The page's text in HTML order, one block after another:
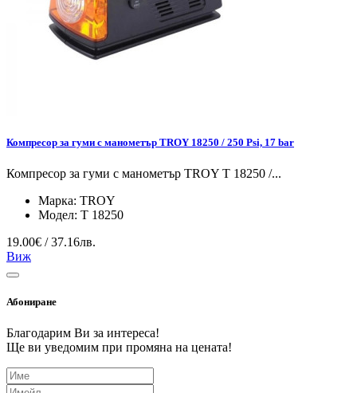
Компресор за гуми с манометър TROY 18250 / 250 Psi, 17 bar
Компресор за гуми с манометър TROY T 18250 /...
Марка: TROY
Модел: T 18250
19.00€ / 37.16лв.
Виж
Абониране
Благодарим Ви за интереса!
Ще ви уведомим при промяна на цената!